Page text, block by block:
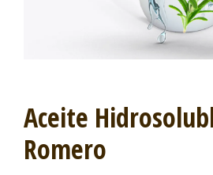
Aceite
Romero